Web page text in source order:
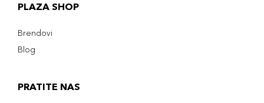
PLAZA SHOP
Brendovi
Blog
PRATITE NAS